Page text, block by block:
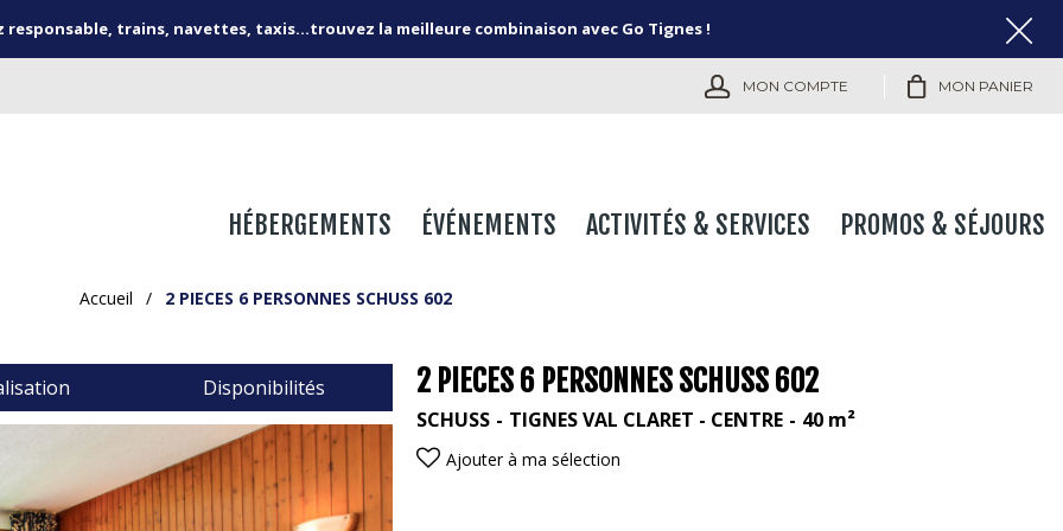
responsable, trains, navettes, taxis...trouvez la meilleure combinaison avec Go Tignes !
MON COMPTE MON PANIER
HÉBERGEMENTS ÉVÉNEMENTS ACTIVITÉS & SERVICES PROMOS & SÉJOURS
Accueil / 2 PIECES 6 PERSONNES SCHUSS 602
Disponibilités 2 PIECES 6 PERSONNES SCHUSS 602
SCHUSS TIGNES VAL CLARET - CENTRE 40 m²
Ajouter à ma sélection